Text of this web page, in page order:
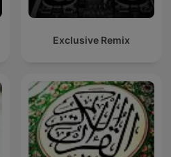
Exclusive Remix